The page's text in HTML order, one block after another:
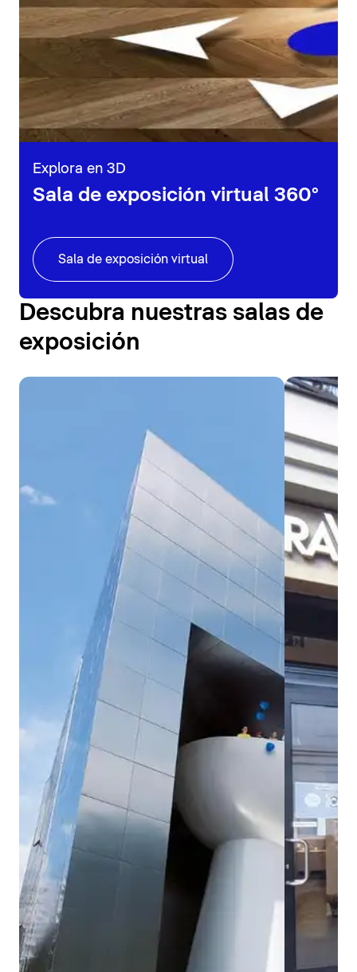
Explora en 3D
Sala de exposición virtual 360°
Sala de exposición virtual
Descubra nuestras salas de
exposición